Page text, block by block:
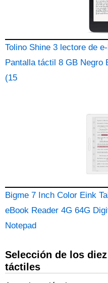
Tolino Shine 3 lectore de
Pantalla táctil 8 GB Negro
(15
Bigme 7 Inch Color Eink
eBook Reader 4G 64G
Notepad
Selección de los
táctiles